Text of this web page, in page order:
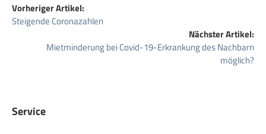
Vorheriger Artikel:
Steigende Coronazahlen
Nächster Artikel:
Mietminderung bei Covid-19-Erkrankung des Nachbarn
möglich?
Service